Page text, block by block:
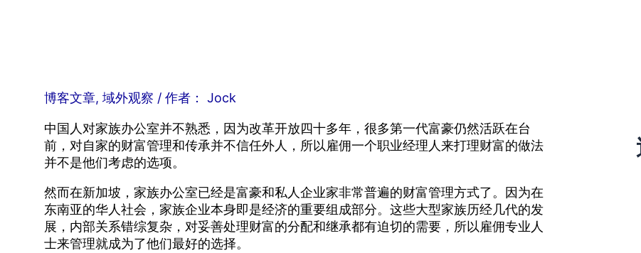
博客文章, 域外观察 / 作者： Jock
中国人对家族办公室并不熟悉，因为改革开放四十多年，很多第一代富豪仍然活跃在台
前，对自家的财富管理和传承并不信任外人，所以雇佣一个职业经理人来打理财富的做法
并不是他们考虑的选项。
然而在新加坡，家族办公室已经是富豪和私人企业家非常普遍的财富管理方式了。因为在
东南亚的华人社会，家族企业本身即是经济的重要组成部分。这些大型家族历经几代的发
展，内部关系错综复杂，对妥善处理财富的分配和继承都有迫切的需要，所以雇佣专业人
士来管理就成为了他们最好的选择。